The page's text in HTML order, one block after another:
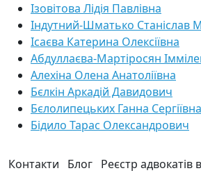
Ізовітова Лідія Павлівна
Індутний-Шматько Станіслав
Ісаєва Катерина Олексіївна
Абдуллаєва-Мартіросян
Алехіна Олена Анатоліївна
Бєлкін Аркадій Давидович
Бєлолипецьких Ганна Сергіївна
Бідило Тарас Олександрович
Контакти Блог Реєстр адвокатів